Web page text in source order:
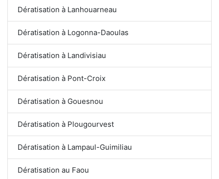
Dératisation à Lanhouarneau
Dératisation à Logonna-Daoulas
Dératisation à Landivisiau
Dératisation à Pont-Croix
Dératisation à Gouesnou
Dératisation à Plougourvest
Dératisation à Lampaul-Guimiliau
Dératisation au Faou